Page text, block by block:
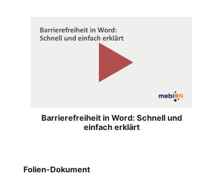
Barrierefreiheit in Word: Schnell und
einfach erklärt
Folien-Dokument